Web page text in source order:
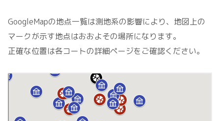
GoogleMapの地点一覧は測地系の影響により、地図上の
マークが示す地点はおおよその場所になります。
正確な位置は各コートの詳細ページをご確認ください。